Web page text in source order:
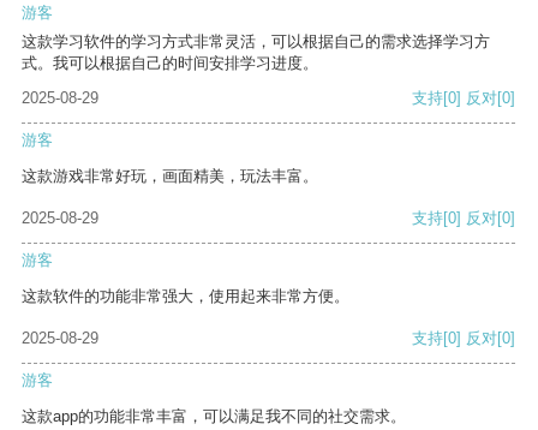
游客
这款学习软件的学习方式非常灵活，可以根据自己的需求选择学习方
式。我可以根据自己的时间安排学习进度。
2025-08-29
支持[0] 反对[0]
游客
这款游戏非常好玩，画面精美，玩法丰富。
2025-08-29 支持[0] 反对[0]
游客
这款软件的功能非常强大，使用起来非常方便。
2025-08-29 支持[0] 反对[0]
游客
这款app的功能非常丰富，可以满足我不同的社交需求。